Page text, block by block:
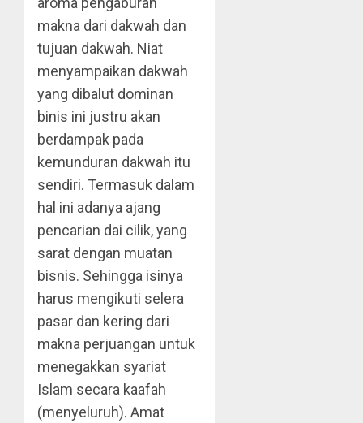
makna dari dakwah dan
tujuan dakwah. Niat
menyampaikan dakwah
yang dibalut dominan
binis ini justru akan
berdampak pada
kemunduran dakwah itu
sendiri. Termasuk dalam
hal ini adanya ajang
pencarian dai cilik, yang
sarat dengan muatan
bisnis. Sehingga isinya
harus mengikuti selera
pasar dan kering dari
makna perjuangan untuk
menegakkan syariat
Islam secara kaafah
(menyeluruh). Amat